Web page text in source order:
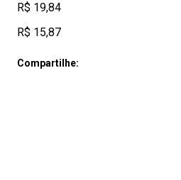
R$ 19,84
R$ 15,87
Compartilhe: